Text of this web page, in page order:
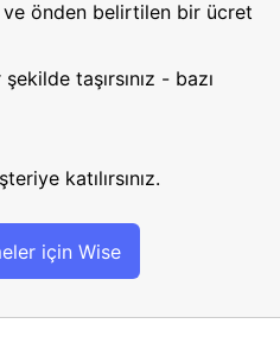
ve önden belirtilen bir ücret
taşırsınız - bazı
katılırsınız.
için Wise